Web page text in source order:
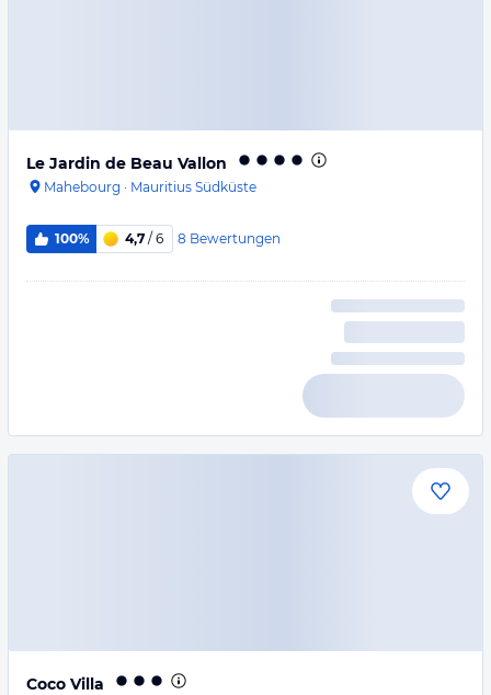
Le Jardin de Beau Vallon
Mahebourg · Mauritius Südküste
100% 4,7 / 6 8 Bewertungen
Coco Villa